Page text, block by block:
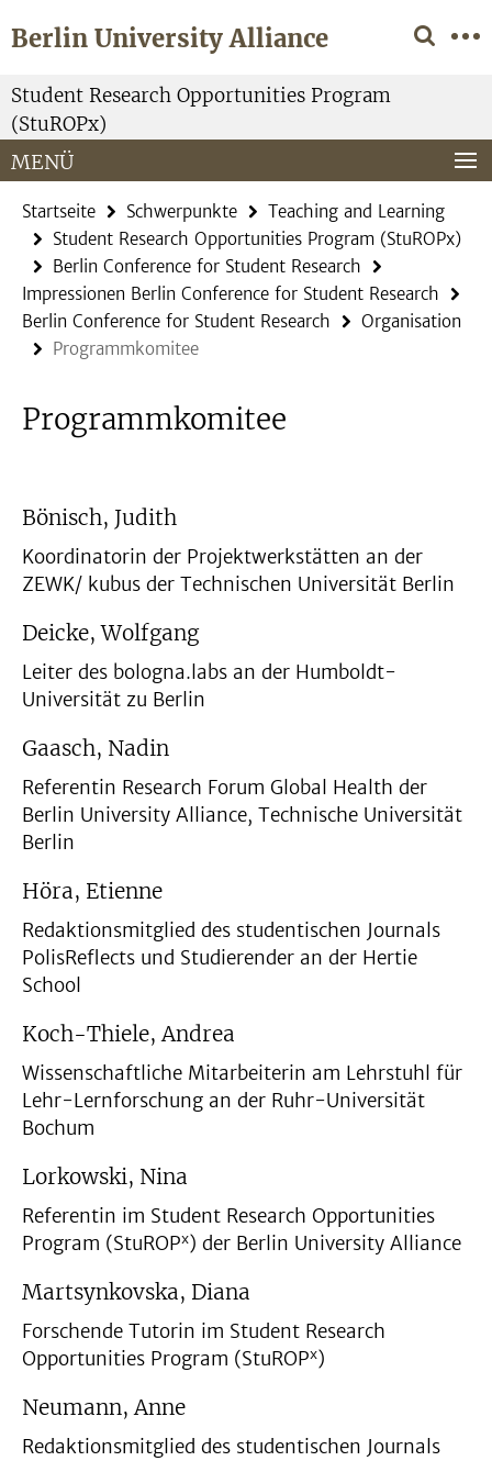
direkt
Inhalt
Berlin University Alliance
Service-
Navigation
Student Research Opportunities Program
(StuROPx)
MENÜ
Startseite Schwerpunkte
Teaching and Learning
Student Research Opportunities Program (StuROPx)
Berlin Conference for Student Research
Impressionen Berlin Conference for Student Research
Berlin Conference for Student Research
Organisation
Programmkomitee
Programmkomitee
Bönisch, Judith
Koordinatorin der Projektwerkstätten an der
ZEWK/ kubus der Technischen Universität Berlin
Deicke, Wolfgang
Leiter des bologna.labs an der Humboldt-
Universität zu Berlin
Gaasch, Nadin
Referentin Research Forum Global Health der
Berlin University Alliance, Technische Universität
Berlin
Höra, Etienne
Redaktionsmitglied des studentischen Journals
PolisReflects und Studierender an der Hertie
School
Koch-Thiele, Andrea
Wissenschaftliche Mitarbeiterin am Lehrstuhl für
Lehr-Lernforschung an der Ruhr-Universität
Bochum
Lorkowski, Nina
Referentin im Student Research Opportunities
Program (StuROPx) der Berlin University Alliance
Martsynkovska, Diana
Forschende Tutorin im Student Research
Opportunities Program (StuROPx)
Neumann, Anne
Redaktionsmitglied des studentischen Journals